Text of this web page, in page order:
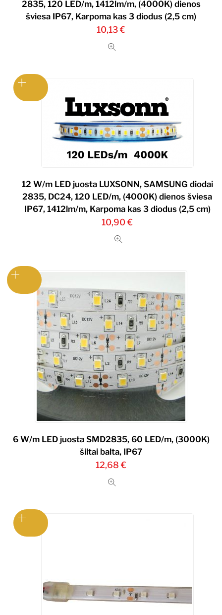
2835, 120 LED/m, 1412lm/m, (4000K) dienos
šviesa IP67, Karpoma kas 3 diodus (2,5 cm)
10,13€
12 W/m LED juosta LUXSONN, SAMSUNG diodai
2835, DC24, 120 LED/m, (4000K) dienos šviesa
IP67, 1412lm/m, Karpoma kas 3 diodus (2,5 cm)
10,90€
6 W/m LED juosta SMD2835, 60 LED/m, (3000K)
šiltai balta, IP67
12,68 €